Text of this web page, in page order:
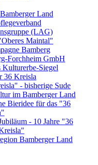
Land
(LAG)
Maintal"
Bamberg
Forchheim GmbH
Kulturerbe-Siegel
36 Kreisla
- bisherige Sude
im Bamberger Land
Bieridee für das "36
- 10 Jahre "36
Bamberger Land